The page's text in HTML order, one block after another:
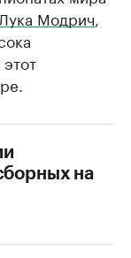
Лука Модрич
на